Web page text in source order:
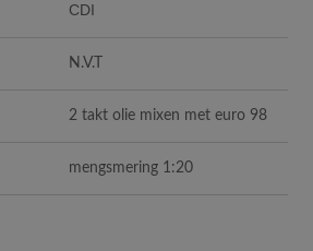
CDI
N.V.T
2 takt olie mixen met euro 98
mengsmering 1:20